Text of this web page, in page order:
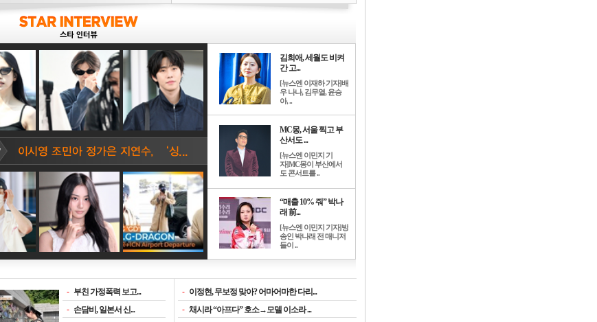
김희애, 세월도 비켜
간 고...
[뉴스엔 이재하 기자]배
우 나나, 김무열, 윤승
아, ..
MC몽, 서울 찍고 부
산서도 ...
[뉴스엔 이민지 기
자]MC몽이 부산에서
도 콘서트를 ..
“매출 10% 줘” 박나
래 前...
[뉴스엔 이민지 기자]방
송인 박나래 전 매니저
들이 ..
- 부친 가정폭력 보고...
- 손담비, 일본서 신...
- 이정현, 무보정 맞아? 어마어마한 다리...
- 채시라 “아프다” 호소→모델 이소라 ...